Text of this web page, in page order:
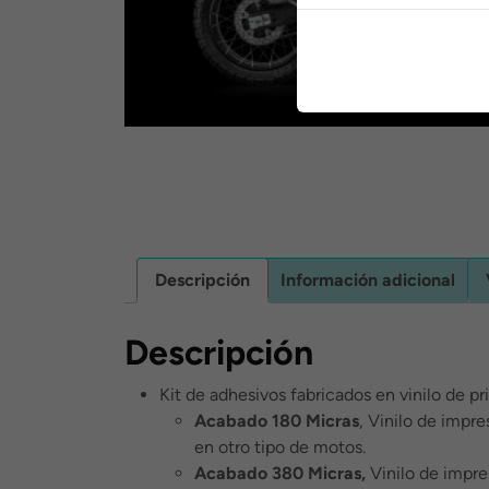
Descripción Información adicional
Descripción
Kit de adhesivos fabricados en vinilo de
Acabado 180 Micras, Vinilo de
en otro tipo de motos.
Acabado 380 Micras, Vinilo de